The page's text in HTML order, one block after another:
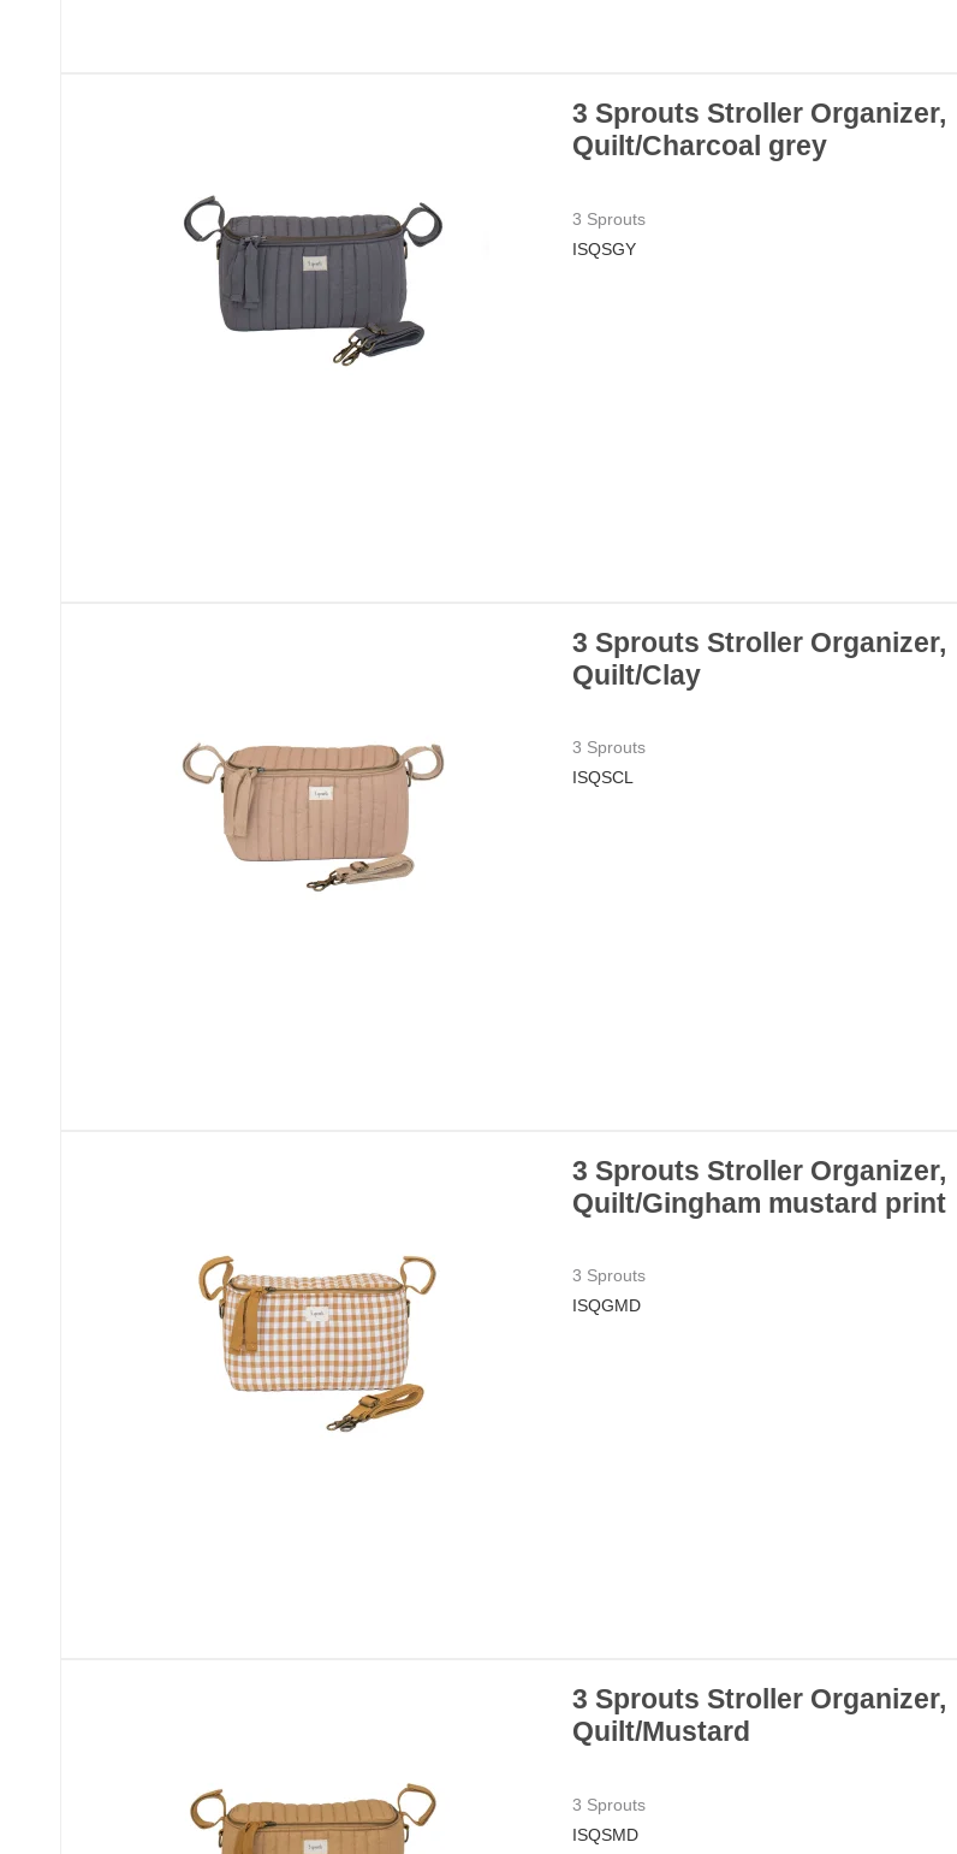
3 Sprouts Stroller Organizer,
Quilt/Charcoal grey
3 Sprouts
ISQSGY
3 Sprouts Stroller Organizer,
Quilt/Clay
3 Sprouts
ISQSCL
3 Sprouts Stroller Organizer,
Quilt/Gingham mustard print
3 Sprouts
ISQGMD
3 Sprouts Stroller Organizer,
Quilt/Mustard
3 Sprouts
ISQSMD